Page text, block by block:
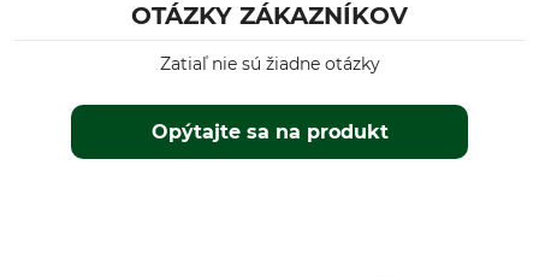
OTÁZKY ZÁKAZNÍKOV
Opýtajte sa na produkt
Zatiaľ nie sú žiadne otázky